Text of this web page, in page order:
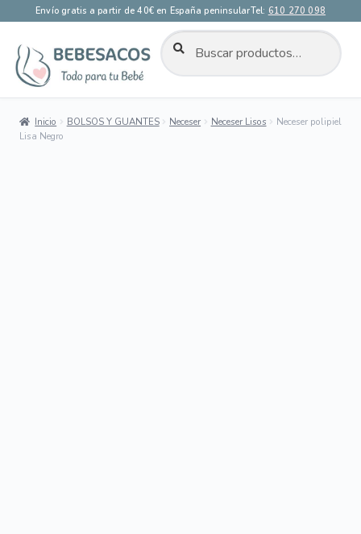
Envío gratis a partir de 40€ en España peninsularTel: 610 270 098
navegación
Buscar
por:
BUSCAR
Inicio BOLSOS Y GUANTES Neceser Neceser Lisos
Neceser polipiel
Lisa Negro